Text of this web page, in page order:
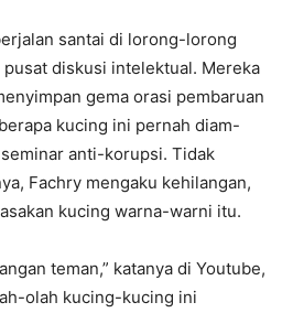
santai di lorong-lorong
diskusi intelektual. Mereka
gema orasi pembaruan
kucing ini pernah diam-
anti-korupsi. Tidak
Fachry mengaku kehilangan,
kucing warna-warni itu.
teman,” katanya di Youtube,
olah kucing-kucing ini